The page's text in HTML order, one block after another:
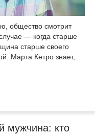
общество смотрит
— когда старше
старше своего
Марта Кетро знает,
мужчина: кто